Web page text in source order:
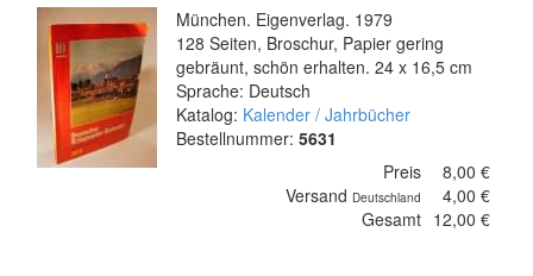
München. Eigenverlag. 1979
128 Seiten, Broschur, Papier gering
gebräunt, schön erhalten. 24 x 16,5 cm
Sprache: Deutsch
Katalog: Kalender / Jahrbücher
Bestellnummer: 5631
Preis
8,00 €
Versand Deutschland
4,00 €
Gesamt 12,00 €